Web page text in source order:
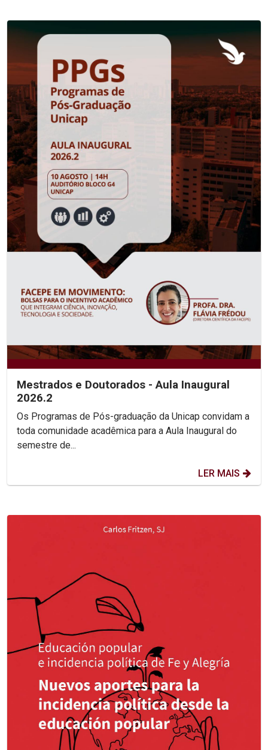
Mestrados e Doutorados - Aula Inaugural
2026.2
Os Programas de Pós-graduação da Unicap convidam a
toda comunidade acadêmica para a Aula Inaugural do
semestre de...
LER MAIS